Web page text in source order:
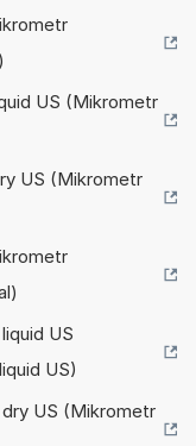
US (Mikrometr
US (Mikrometr
US
US)
dry US (Mikrometr